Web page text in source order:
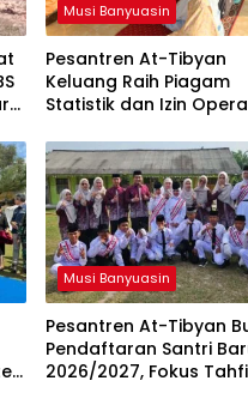
Musi Banyuasin
Pesantren At-Tibyan
Keluang Raih Piagam
Statistik dan Izin
Musi Banyuasin
Pesantren At-Tibyan
Pendaftaran Santri
2026/2027, Fokus